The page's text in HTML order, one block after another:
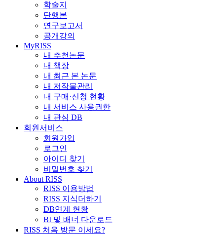
학술지
단행본
연구보고서
공개강의
MyRISS
내 추천논문
내 책장
내 최근 본 논문
내 저작물관리
내 구매·신청 현황
내 서비스 사용권한
내 관심 DB
회원서비스
회원가입
로그인
아이디 찾기
비밀번호 찾기
About RISS
RISS 이용방법
RISS 지식더하기
DB연계 현황
BI 및 배너 다운로드
RISS 처음 방문 이세요?